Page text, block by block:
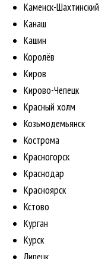
Каменск-Шахтинский
Канаш
Кашин
Королёв
Киров
Кирово-Чепецк
Красный холм
Козьмодемьянск
Кострома
Красногорск
Краснодар
Красноярск
Кстово
Курган
Курск